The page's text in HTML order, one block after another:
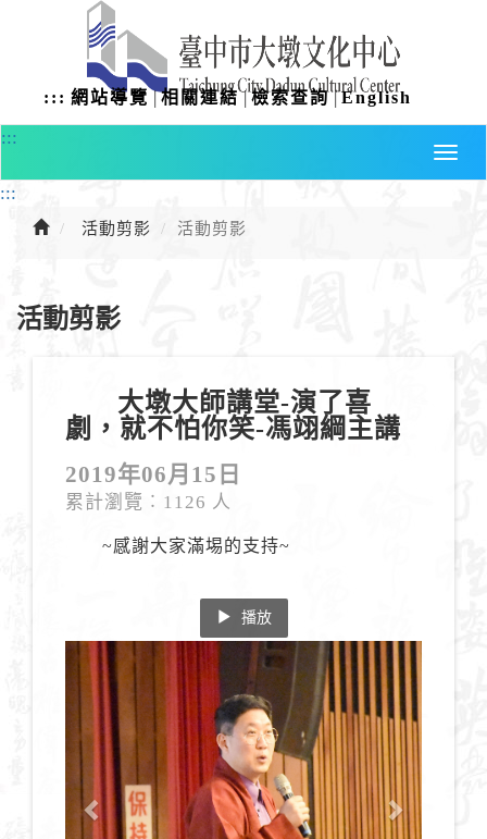
容
::: 網站導覽 |相關連結|檢索查詢|English
:::
:::
活動剪影 活動剪影
活動剪影
大墩大師講堂-演了喜
劇，就不怕你笑-馮翊綱主講
2019年06月15日
累計瀏覽︰1126 人
~感謝大家滿埸的支持~
播放
Previous Next